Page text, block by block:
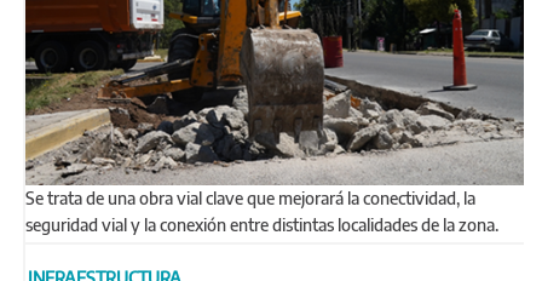
Se trata de una obra vial clave que mejorará la conectividad, la
seguridad vial y la conexión entre distintas localidades de la zona.